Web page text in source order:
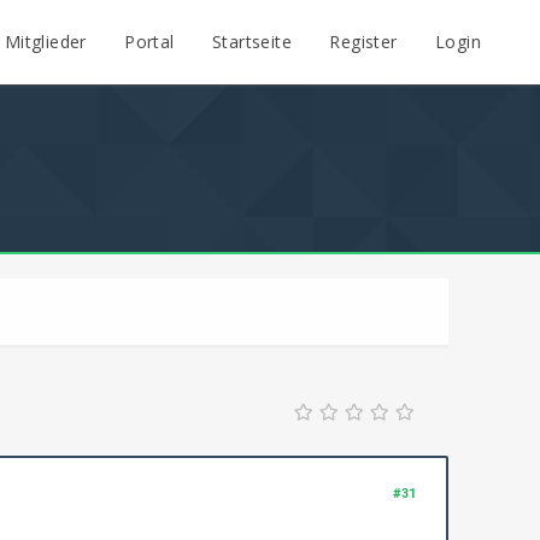
Mitglieder Portal Startseite Register Login
#31